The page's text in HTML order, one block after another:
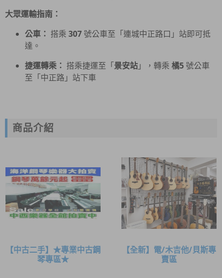
大眾運輸指南：
公車： 搭乘 307號公車至「連城中正路口」站即可抵
達。
捷運轉乘： 搭乘捷運至「景安站」，轉乘 橘5號公車
至「中正路」站下車
商品介紹
【中古二手】★專業中古鋼
琴專區★
【全新】電/木吉他/貝斯專
賣區